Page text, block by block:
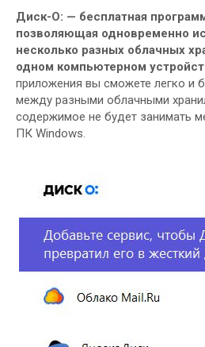
Диск-О: — бесплатная
позволяющая одновременно
несколько разных облачных
одном компьютерном
приложения вы сможете легко и
между разными облачными
содержимое не будет занимать
ПК Windows.